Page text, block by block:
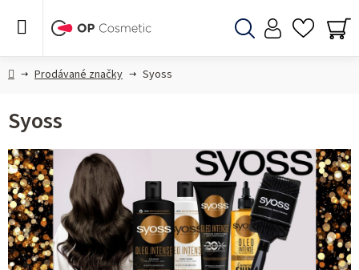
DomůProdávané značky Syoss
Syoss